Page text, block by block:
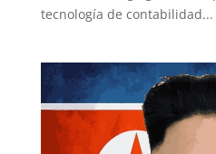
tecnología de contabilidad...